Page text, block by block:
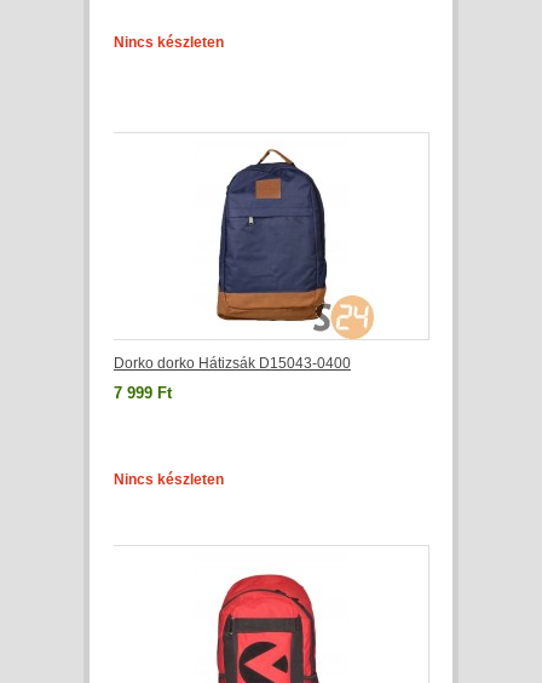
Nincs készleten
Dorko dorko Hátizsák D15043-0400
7 999 Ft
Nincs készleten